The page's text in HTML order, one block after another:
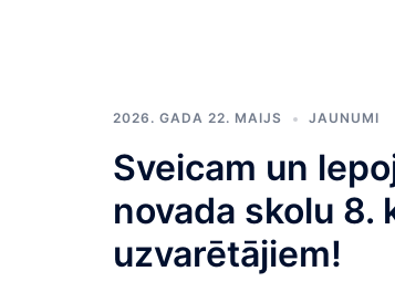
2026. GADA 22. MAIJS JAUNUMI
Sveicam un
novada skolu 8.
uzvarētājiem!